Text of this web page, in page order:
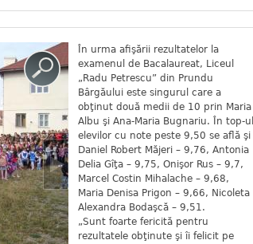
În urma afişării rezultatelor la
examenul de Bacalaureat, Liceul
„Radu Petrescu” din Prundu
Bârgăului este singurul care a
obţinut două medii de 10 prin Maria
Albu şi Ana-Maria Bugnariu. În top-ul
elevilor cu note peste 9,50 se află şi
Daniel Robert Măjeri – 9,76, Antonia
Delia Gîţa – 9,75, Onişor Rus – 9,7,
Marcel Costin Mihalache – 9,68,
Maria Denisa Prigon – 9,66, Nicoleta
Alexandra Bodaşcă – 9,51.
„Sunt foarte fericită pentru
rezultatele obţinute şi îi felicit pe